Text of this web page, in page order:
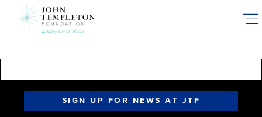
SIGN UP FOR NEWS AT JTF